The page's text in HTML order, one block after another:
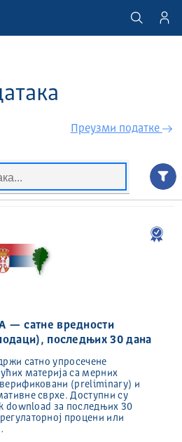
Преузми податкe
— сатне вредности
последњих 30 дана
сатно упросечене
материја са мерних
(preliminary) и
сврхе. Доступни су
download за последњих 30
процени или